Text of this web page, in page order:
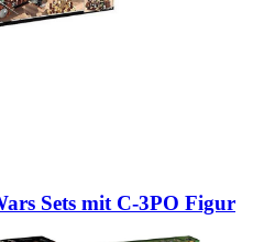
Sets mit C-3PO Figur